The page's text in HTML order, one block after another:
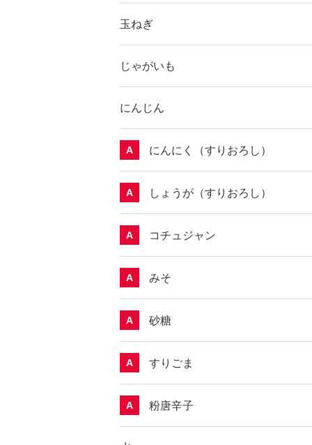
玉ねぎ
じゃがいも
にんじん
A にんにく（すりおろし）
A しょうが（すりおろし）
A コチュジャン
A みそ
A 砂糖
A すりごま
A 粉唐辛子